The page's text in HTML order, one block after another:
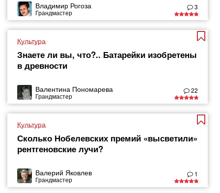
Владимир Рогоза
Грандмастер
3
Культура
Знаете ли вы, что?.. Батарейки изобретены
в древности
Валентина Пономарева
Грандмастер
22
Культура
Сколько Нобелевских премий «высветили»
рентгеновские лучи?
Валерий Яковлев
Грандмастер
1